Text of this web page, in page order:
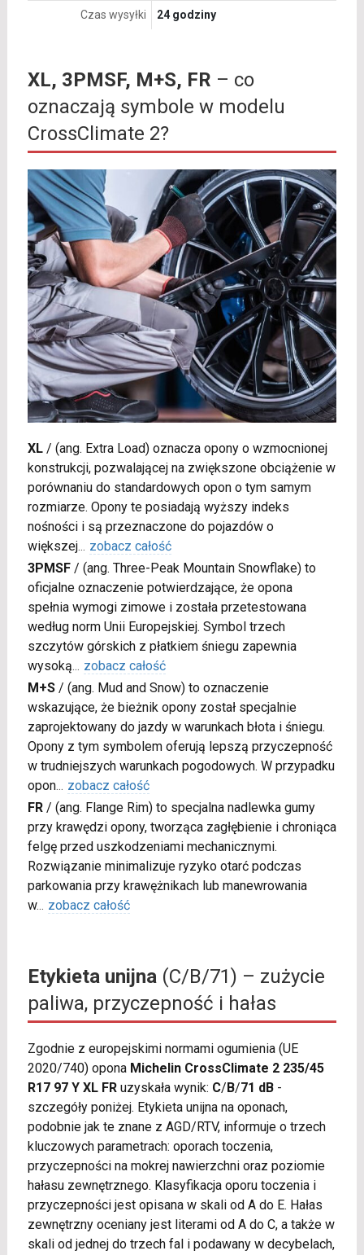
Czas wysyłki 24 godziny
XL, 3PMSF, M+S, FR – co
oznaczają symbole w modelu
CrossClimate 2?
XL/ (ang. Extra Load) oznacza opony o wzmocnionej
konstrukcji, pozwalającej na zwiększone obciążenie w
porównaniu do standardowych opon o tym samym
rozmiarze. Opony te posiadają wyższy indeks
nośności i są przeznaczone do pojazdów o
większej... zobacz całość
3PMSF/ (ang. Three-Peak Mountain Snowflake) to
oficjalne oznaczenie potwierdzające, że opona
spełnia wymogi zimowe i została przetestowana
według norm Unii Europejskiej. Symbol trzech
szczytów górskich z płatkiem śniegu zapewnia
wysoką... zobacz całość
M+S/ (ang. Mud and Snow) to oznaczenie
wskazujące, że bieżnik opony został specjalnie
zaprojektowany do jazdy w warunkach błota i śniegu.
Opony z tym symbolem oferują lepszą przyczepność
w trudniejszych warunkach pogodowych. W przypadku
opon... zobacz całość
FR/ (ang. Flange Rim) to specjalna nadlewka gumy
przy krawędzi opony, tworząca zagłębienie i chroniąca
felgę przed uszkodzeniami mechanicznymi.
Rozwiązanie minimalizuje ryzyko otarć podczas
parkowania przy krawężnikach lub manewrowania
w... zobacz całość
Etykieta unijna(C/B/71) – zużycie
paliwa, przyczepność i hałas
Zgodnie z europejskimi normami ogumienia (UE
2020/740) opona Michelin CrossClimate 2 235/45
R17 97 Y XL FRuzyskała wynik: C/B/71 dB-
szczegóły poniżej. Etykieta unijna na oponach,
podobnie jak te znane z AGD/RTV, informuje o trzech
kluczowych parametrach: oporach toczenia,
przyczepności na mokrej nawierzchni oraz poziomie
hałasu zewnętrznego. Klasyfikacja oporu toczenia i
przyczepności jest opisana w skali od A do E. Hałas
zewnętrzny oceniany jest literami od A do C, a także w
skali od jednej do trzech fal i podawany w decybelach,